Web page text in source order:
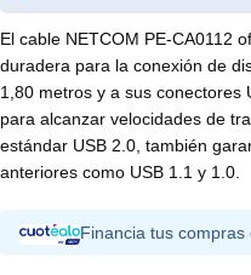
El cable NETCOM PE-CA0112
duradera para la conexión de
1,80 metros y a sus conectores
para alcanzar velocidades de
estándar USB 2.0, también
anteriores como USB 1.1 y 1.0.
Financia tus compras